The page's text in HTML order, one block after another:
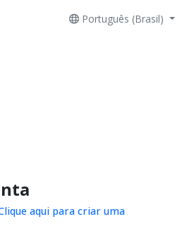
Português (Brasil)
aqui para criar uma